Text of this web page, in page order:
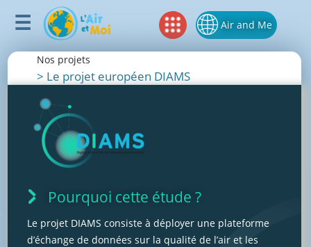
Air and Me
Nos projets
> Le projet européen DIAMS
Pourquoi cette étude ?
Le projet DIAMS consiste à déployer une plateforme
d’échange de données sur la qualité de l’air et les